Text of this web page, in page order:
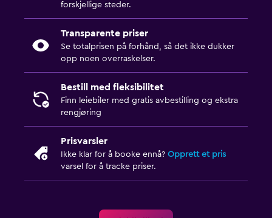
forskjellige steder.
Transparente priser
Se totalprisen på forhånd, så det ikke dukker
opp noen overraskelser.
Bestill med fleksibilitet
Finn leiebiler med gratis avbestilling og ekstra
rengjøring
Prisvarsler
Ikke klar for å booke ennå? Opprett et pris
varsel for å tracke priser.